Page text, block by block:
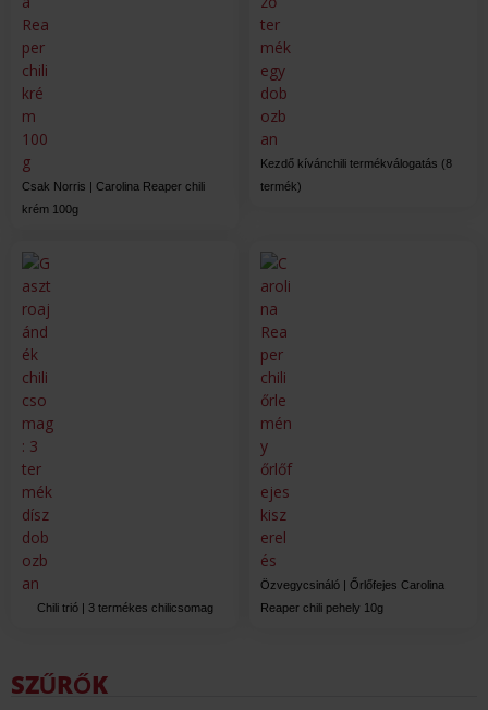
Csak Norris | Carolina Reaper chili
krém 100g
Kezdő kívánchili termékválogatás (8
termék)
Chili trió | 3 termékes chilicsomag
Özvegycsináló | Őrlőfejes Carolina
Reaper chili pehely 10g
SZŰRŐK